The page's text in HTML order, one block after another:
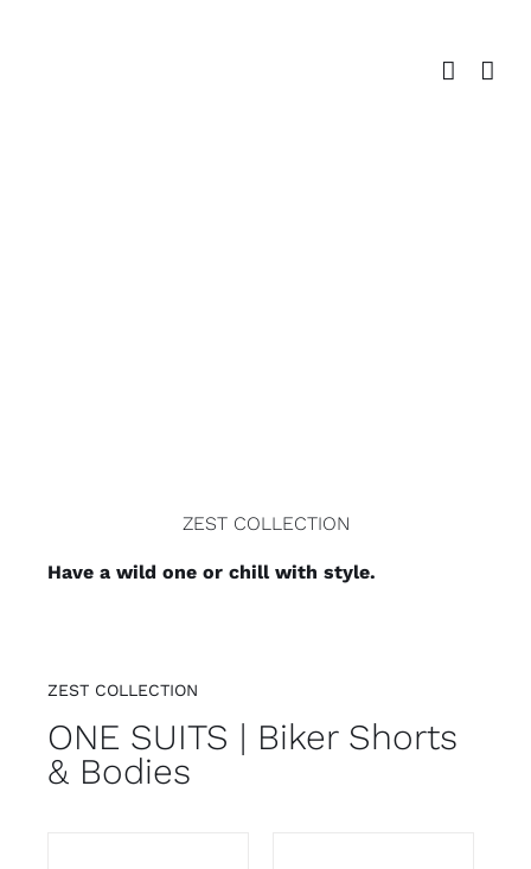
ZEST COLLECTION
Have a wild one or chill with style.
ZEST COLLECTION
ONE SUITS | Biker Shorts
& Bodies